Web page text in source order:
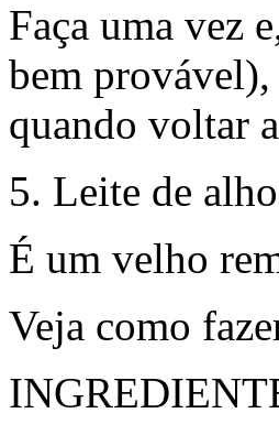
Faça uma vez
bem provável),
quando voltar
5. Leite de alho
É um velho
Veja como